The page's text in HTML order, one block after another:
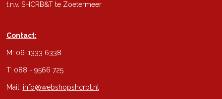
t.n.v. SHCRB&T te Zoetermeer
Contact:
M: 06-1333 6338
T: 088 - 9566 725
Mail: info@webshopshcrbt.nl